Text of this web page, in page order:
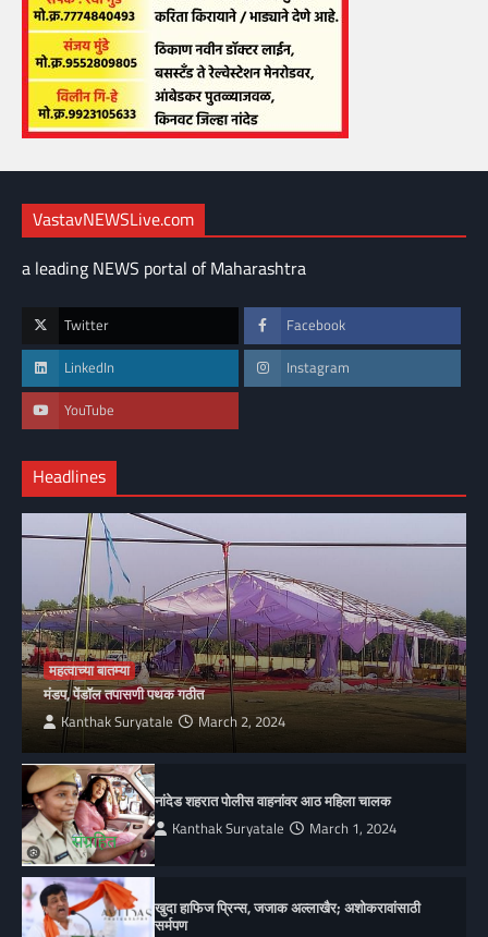
VastavNEWSLive.com
a leading NEWS portal of Maharashtra
Twitter Facebook
LinkedIn Instagram
YouTube
Headlines
महत्वाच्या बातम्या
मंडप, पेंडॉल तपासणी पथक गठीत
Kanthak Suryatale March 2, 2024
नांदेड शहरात पोलीस वाहनांवर आठ महिला चालक
Kanthak Suryatale March 1, 2024
खुदा हाफिज प्रिन्स, जजाक अल्लाखैर; अशोकरावांसाठी
सर्मपण